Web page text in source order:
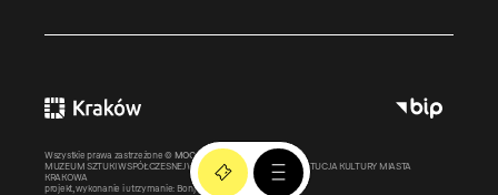
Wszystkie prawa zastrzeżone © MOCAK2011-2026
MUZEUM SZTUKI WSPÓŁCZESNEJ W KRAKOWIE MOCAK – INSTYTUCJA KULTURY MIASTA
KRAKOWA
projekt, wykonanie i utrzymanie: Bonjour.pl